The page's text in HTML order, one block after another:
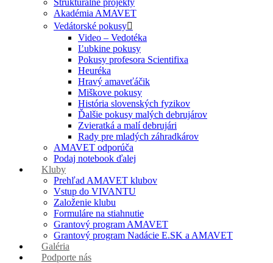
Štrukturálne projekty
Akadémia AMAVET
Vedátorské pokusy
Video – Vedotéka
Ľubkine pokusy
Pokusy profesora Scientifixa
Heuréka
Hravý amaveťáčik
Miškove pokusy
História slovenských fyzikov
Ďalšie pokusy malých debrujárov
Zvieratká a malí debrujári
Rady pre mladých záhradkárov
AMAVET odporúča
Podaj notebook ďalej
Kluby
Prehľad AMAVET klubov
Vstup do VIVANTU
Založenie klubu
Formuláre na stiahnutie
Grantový program AMAVET
Grantový program Nadácie E.SK a AMAVET
Galéria
Podporte nás